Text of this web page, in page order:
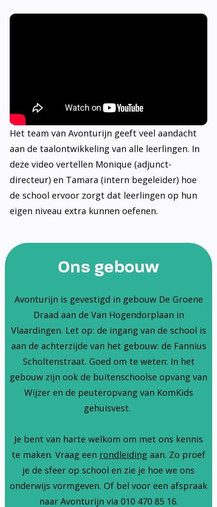
Het team van Avonturijn geeft veel aandacht
aan de taalontwikkeling van alle leerlingen. In
deze video vertellen Monique (adjunct-
directeur) en Tamara (intern begeleider) hoe
de school ervoor zorgt dat leerlingen op hun
eigen niveau extra kunnen oefenen.
Ons gebouw
Avonturijn is gevestigd in gebouw De Groene
Draad aan de Van Hogendorplaan in
Vlaardingen. Let op: de ingang van de school is
aan de achterzijde van het gebouw: de Fannius
Scholtenstraat. Goed om te weten: In het
gebouw zijn ook de buitenschoolse opvang van
Wijzer en de peuteropvang van KomKids
gehuisvest.
Je bent van harte welkom om met ons kennis
te maken. Vraag een rondleiding aan. Zo proef
je de sfeer op school en zie je hoe we ons
onderwijs vormgeven. Of bel voor een afspraak
naar Avonturijn via 010 470 85 16.